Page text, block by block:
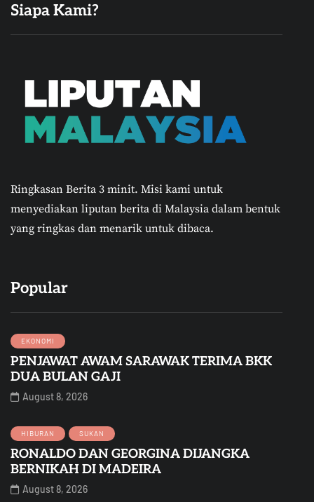
Siapa Kami?
Ringkasan Berita 3 minit. Misi kami untuk
menyediakan liputan berita di Malaysia dalam bentuk
yang ringkas dan menarik untuk dibaca.
Popular
EKONOMI
PENJAWAT AWAM SARAWAK TERIMA BKK
DUA BULAN GAJI
August 8, 2026
HIBURAN SUKAN
RONALDO DAN GEORGINA DIJANGKA
BERNIKAH DI MADEIRA
August 8, 2026